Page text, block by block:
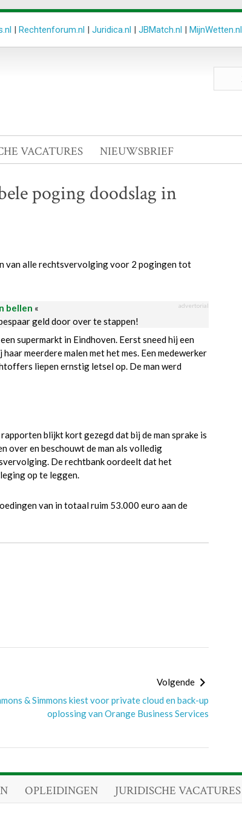
| Rechtenforum.nl | Juridica.nl | JBMatch.nl | MijnWetten.nl
VACATURES NIEUWSBRIEF
poging doodslag in
van alle rechtsvervolging voor 2 pogingen tot
bellen « advertorial
geld door over te stappen!
supermarkt in Eindhoven. Eerst sneed hij een
meerdere malen met het mes. Een medewerker
liepen ernstig letsel op. De man werd
blijkt kort gezegd dat bij de man sprake is
over en beschouwt de man als volledig
De rechtbank oordeelt dat het
op te leggen.
van in totaal ruim 53.000 euro aan de
Volgende
& Simmons kiest voor private cloud en back-up
oplossing van Orange Business Services
OPLEIDINGEN JURIDISCHE VACATURES